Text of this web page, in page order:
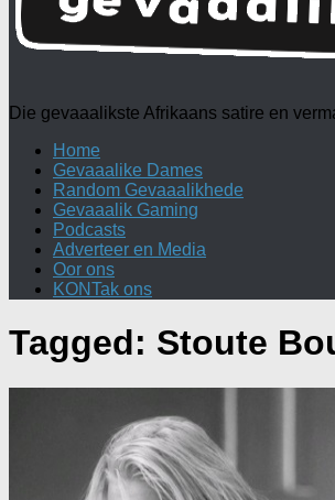
Die gevaaalikste Afrikaans satire en
Home
Gevaaalike Dames
Random Gevaaalikhede
Gevaaalik Gaming
Podcasts
Adverteer en Media
Oor ons
KONTak ons
Tagged: Stoute